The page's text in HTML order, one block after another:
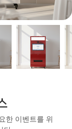
한 이벤트를 위